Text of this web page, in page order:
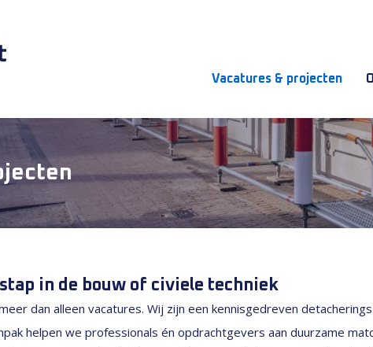
Vacatures & projecten
in de bouw of civiele techniek
dan alleen vacatures. Wij zijn een kennisgedreven
helpen we professionals én opdrachtgevers aan duurzame